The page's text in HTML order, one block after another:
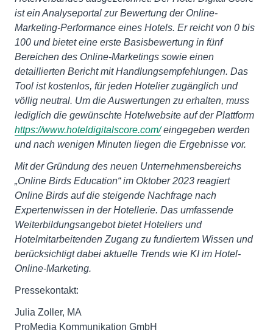
ist ein Analyseportal zur Bewertung der Online-
Marketing-Performance eines Hotels. Er reicht von 0 bis
100 und bietet eine erste Basisbewertung in fünf
Bereichen des Online-Marketings sowie einen
detaillierten Bericht mit Handlungsempfehlungen. Das
Tool ist kostenlos, für jeden Hotelier zugänglich und
völlig neutral. Um die Auswertungen zu erhalten, muss
lediglich die gewünschte Hotelwebsite auf der Plattform
https://www.hoteldigitalscore.com/eingegeben werden
und nach wenigen Minuten liegen die Ergebnisse vor.
Mit der Gründung des neuen Unternehmensbereichs
„Online Birds Education“ im Oktober 2023 reagiert
Online Birds auf die steigende Nachfrage nach
Expertenwissen in der Hotellerie. Das umfassende
Weiterbildungsangebot bietet Hoteliers und
Hotelmitarbeitenden Zugang zu fundiertem Wissen und
berücksichtigt dabei aktuelle Trends wie KI im Hotel-
Online-Marketing.
Pressekontakt:
Julia Zoller, MA
ProMedia Kommunikation GmbH